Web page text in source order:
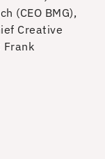
(CEO BMG),
Creative
Frank